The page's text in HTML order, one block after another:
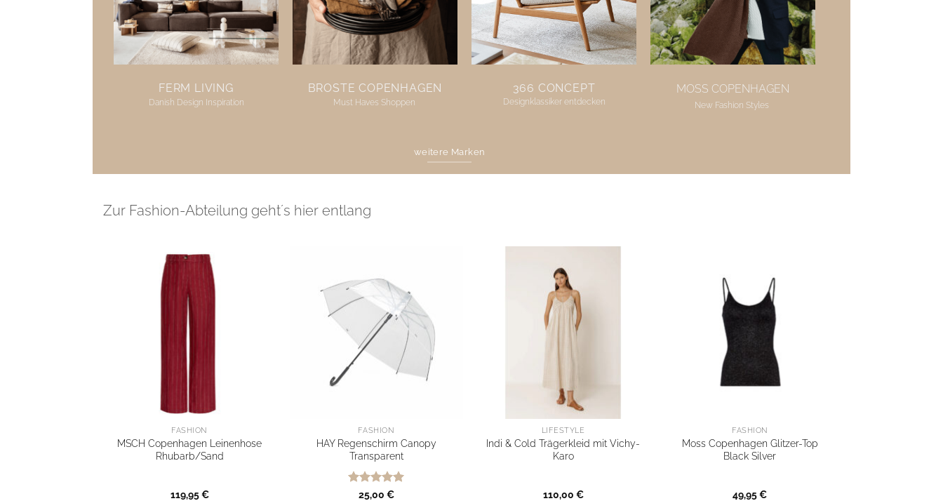
FERM LIVING
Danish Design Inspiration
BROSTE COPENHAGEN
Must Haves Shoppen
366 CONCEPT
Designklassiker entdecken
MOSS COPENHAGEN
New Fashion Styles
weitere Marken
Zur Fashion-Abteilung geht´s hier entlang
FASHION
MSCH Copenhagen Leinenhose
Rhubarb/Sand
119,95€
FASHION
HAY Regenschirm Canopy
Transparent
Bewertet
25,00 €
LIFESTYLE
Indi & Cold Trägerkleid mit Vichy-
Karo
110,00 €
FASHION
Moss Copenhagen Glitzer-Top
Black Silver
49,95€